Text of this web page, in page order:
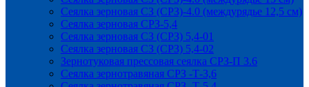
Сеялка зерновая СЗ (СРЗ)-4.0 (междурядье 12,5 см)
Сеялка зерновая СРЗ-5,4
Сеялка зерновая СЗ (СРЗ) 5,4-01
Сеялка зерновая СЗ (СРЗ) 5,4-02
Зернотуковая прессовая сеялка СРЗ-П 3.6
Сеялка зернотравяная СРЗ -Т-3,6